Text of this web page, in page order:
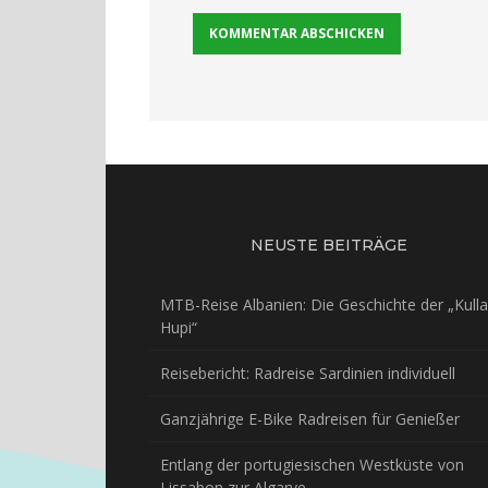
NEUSTE BEITRÄGE
MTB-Reise Albanien: Die Geschichte der „Kulla
Hupi“
Reisebericht: Radreise Sardinien individuell
Ganzjährige E-Bike Radreisen für Genießer
Entlang der portugiesischen Westküste von